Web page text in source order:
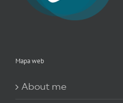
Mapa web
About me